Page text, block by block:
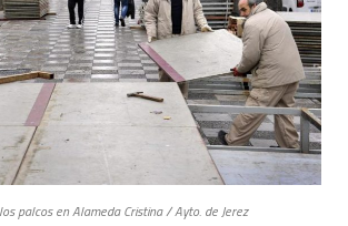
palcos en Alameda Cristina / Ayto. de Jerez